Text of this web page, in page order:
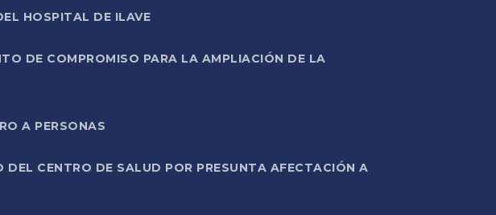
HOSPITAL DE ILAVE
DE COMPROMISO PARA LA AMPLIACIÓN DE LA
A PERSONAS
CENTRO DE SALUD POR PRESUNTA AFECTACIÓN A